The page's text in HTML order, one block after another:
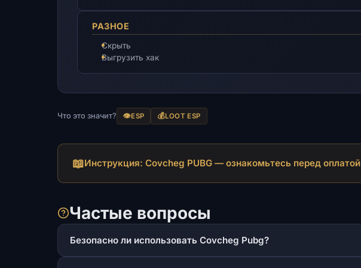
РАЗНОЕ
Скрыть
Выгрузить хак
Что это значит? 👁️ESP 💰LOOT ESP
📖Инструкция: Covcheg PUBG — ознакомьтесь перед оплатой
Частые вопросы
Безопасно ли использовать Covcheg Pubg?